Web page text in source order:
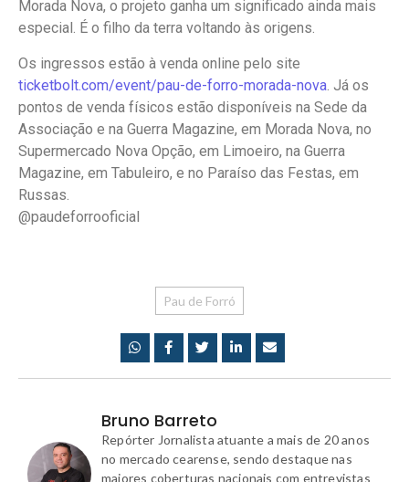
Morada Nova, o projeto ganha um significado ainda mais
especial. É o filho da terra voltando às origens.
Os ingressos estão à venda online pelo site
ticketbolt.com/event/pau-de-forro-morada-nova . Já os
pontos de venda físicos estão disponíveis na Sede da
Associação e na Guerra Magazine, em Morada Nova, no
Supermercado Nova Opção, em Limoeiro, na Guerra
Magazine, em Tabuleiro, e no Paraíso das Festas, em
Russas.
@paudeforrooficial
Pau de Forró
Bruno Barreto
Repórter Jornalista atuante a mais de 20 anos
no mercado cearense, sendo destaque nas
maiores coberturas nacionais com entrevistas